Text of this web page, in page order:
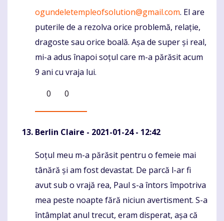
ogundeletempleofsolution@gmail.com. El are
puterile de a rezolva orice problemă, relație,
dragoste sau orice boală. Așa de super și real,
mi-a adus înapoi soțul care m-a părăsit acum
9 ani cu vraja lui.
0
0
Berlin Claire - 2021-01-24 - 12:42
Komentaras
Soțul meu m-a părăsit pentru o femeie mai
tânără și am fost devastat. De parcă l-ar fi
avut sub o vrajă rea, Paul s-a întors împotriva
mea peste noapte fără niciun avertisment. S-a
întâmplat anul trecut, eram disperat, așa că